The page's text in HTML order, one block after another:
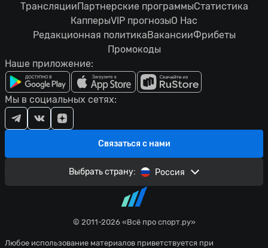
© 2011-2026 «Всё про спорт.ру»
Любое использование материалов приветствуется при
ТрансляцииПартнерские программыСтатистика
КапперыVIP прогнозыО Нас
Редакционная политикаВакансииФрибеты
Промокоды
Наше приложение:
Связаться с нами
Мы в социальных сетях:
Выбрать страну: Россия